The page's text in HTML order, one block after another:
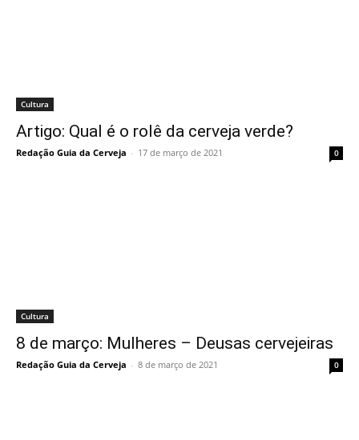
Cultura
Artigo: Qual é o rolê da cerveja verde?
Redação Guia da Cerveja - 17 de março de 2021 0
Cultura
8 de março: Mulheres – Deusas cervejeiras
Redação Guia da Cerveja - 8 de março de 2021 0